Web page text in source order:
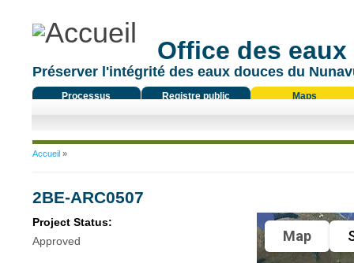
Office des
Préserver l'intégrité des eaux douces du
Processus
Registre public Maps
Vous êtes ici
Accueil»
2BE-ARC0507
Project Status:
Approved
Map